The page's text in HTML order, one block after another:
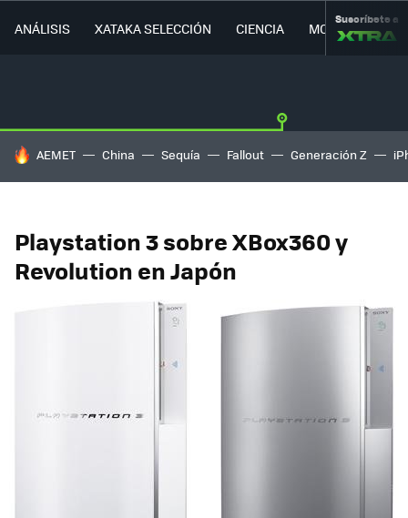
ANÁLISIS XATAKA SELECCIÓN CIENCIA MOVILIDAD
Suscríbete a
HOY SE HABLA DE
AEMET China Sequía Fallout Generación Z
Playstation 3 sobre XBox360 y
Revolution en Japón